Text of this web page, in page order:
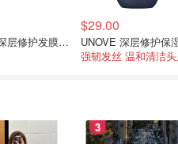
UNOVE 深层修护发膜40ml+发油10ml+护发素30ml
$29.00
强韧发丝 温和清洁
3